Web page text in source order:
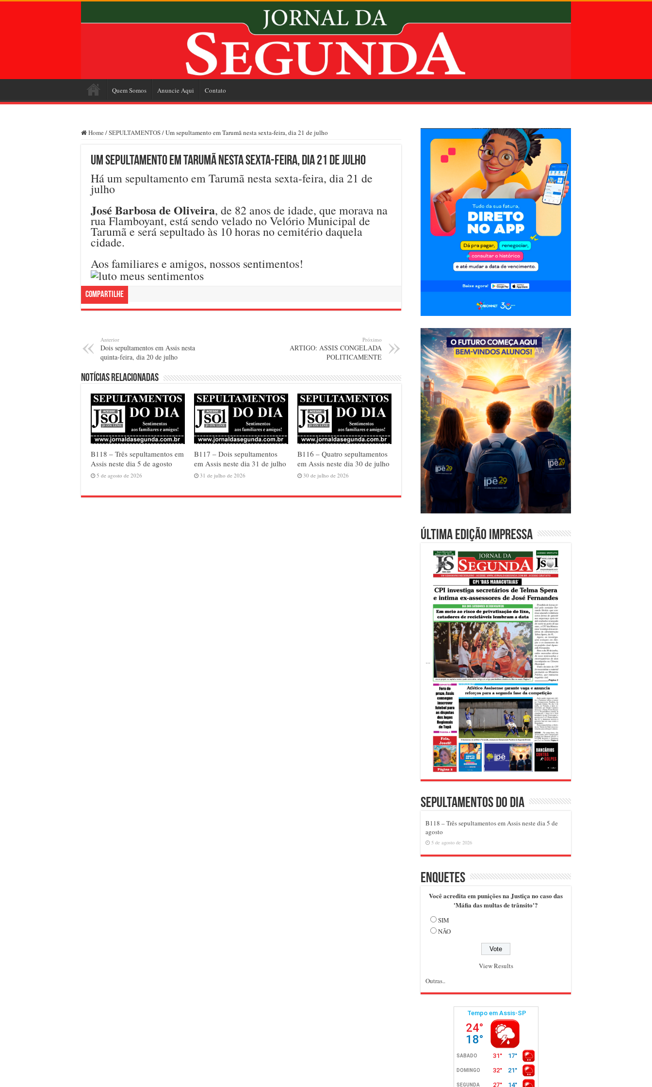
Quem Somos Anuncie Aqui Contato
Home /SEPULTAMENTOS/Um sepultamento em Tarumã nesta sexta-feira, dia 21 de julho
Um sepultamento em Tarumã nesta sexta-feira, dia 21 de julho
Há um sepultamento em Tarumã nesta sexta-feira, dia 21 de
julho
José Barbosa de Oliveira, de 82 anos de idade, que morava na
rua Flamboyant, está sendo velado no Velório Municipal de
Tarumã e será sepultado às 10 horas no cemitério daquela
cidade.
Aos familiares e amigos, nossos sentimentos!
Compartilhe
Anterior
Dois sepultamentos em Assis nesta
quinta-feira, dia 20 de julho
Próximo
ARTIGO: ASSIS CONGELADA
POLITICAMENTE
Notícias relacionadas
B118 – Três sepultamentos em
Assis neste dia 5 de agosto
5 de agosto de 2026
B117 – Dois sepultamentos
em Assis neste dia 31 de julho
31 de julho de 2026
B116 – Quatro sepultamentos
em Assis neste dia 30 de julho
30 de julho de 2026
Última edição impressa
Sepultamentos do dia
B118 – Três sepultamentos em Assis neste dia 5 de
agosto
5 de agosto de 2026
Enquetes
Você acredita em punições na Justiça no caso das
'Máfia das multas de trânsito'?
SIM
NÃO
View Results
Outras..